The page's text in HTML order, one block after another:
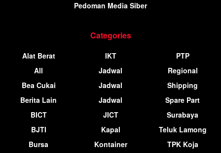
Pedoman Media Siber
Categories
Alat Berat
All
Bea Cukai
Berita Lain
BICT
BJTI
Bursa
IKT
Jadwal
Jadwal
Jadwal
JICT
Kapal
Kontainer
PTP
Regional
Shipping
Spare Part
Surabaya
Teluk Lamong
TPK Koja